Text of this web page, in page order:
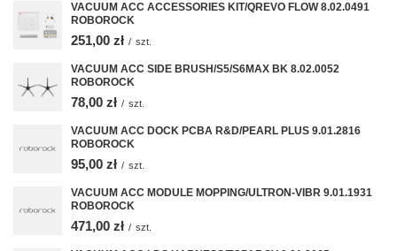
VACUUM ACC ACCESSORIES KIT/QREVO FLOW 8.02.0491
ROBOROCK
251,00 zł / szt.
VACUUM ACC SIDE BRUSH/S5/S6MAX BK 8.02.0052
ROBOROCK
78,00 zł / szt.
VACUUM ACC DOCK PCBA R&D/PEARL PLUS 9.01.2816
ROBOROCK
95,00 zł / szt.
VACUUM ACC MODULE MOPPING/ULTRON-VIBR 9.01.1931
ROBOROCK
471,00 zł / szt.